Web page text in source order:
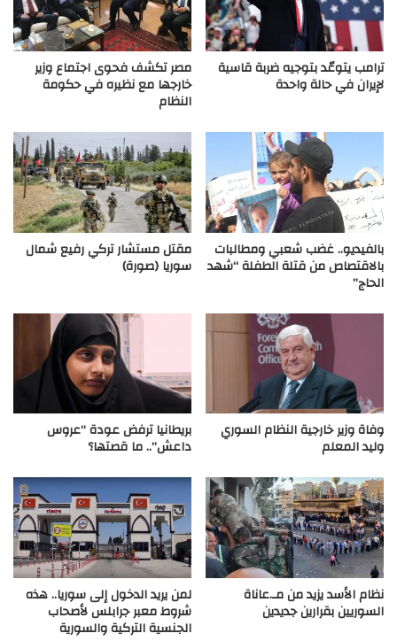
ترامب يتوعّد بتوجيه ضربة قاسية
لإيران في حالة واحدة
مصر تكشف فحوى اجتماع وزير
خارجها مع نظيره في حكومة
النظام
بالفيديو.. غضب شعبي ومطالبات
بالاقتصاص من قتلة الطفلة “شهد
الحاج”
مقتل مستشار تركي رفيع شمال
سوريا (صورة)
وفاة وزير خارجية النظام السوري
وليد المعلم
بريطانيا ترفض عودة “عروس
داعش”.. ما قصتها؟
نظام الأسد يزيد من مـ.عاناة
السوريين بقرارين جديدين
لمن يريد الدخول إلى سوريا.. هذه
شروط معبر جرابلس لأصحاب
الجنسية التركية والسورية